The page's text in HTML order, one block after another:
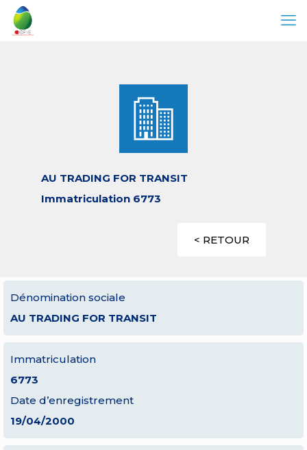
AU TRADING FOR TRANSIT
Immatriculation 6773
< RETOUR
Dénomination sociale
AU TRADING FOR TRANSIT
Immatriculation
6773
Date d’enregistrement
19/04/2000